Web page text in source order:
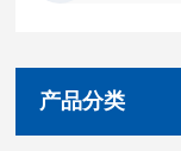
产品分类